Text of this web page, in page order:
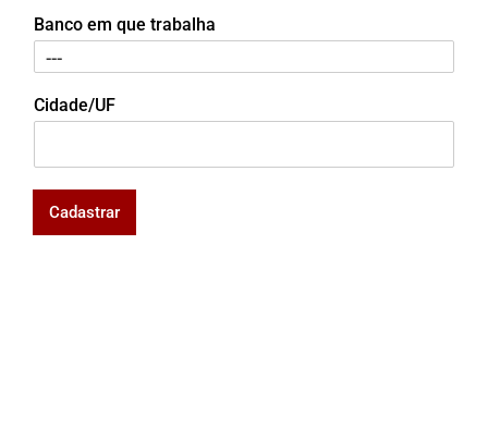
Banco em que trabalha
Cidade/UF
Cadastrar